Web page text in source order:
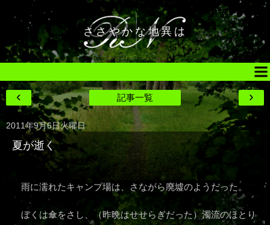
ささやかな地異は
›
‹ 記事一覧
2011年9月6日火曜日
夏が逝く
雨に濡れたキャンプ場は、さながら廃墟のようだった。
ぼくは傘をさし、（昨晩はせせらぎだった）濁流のほとり